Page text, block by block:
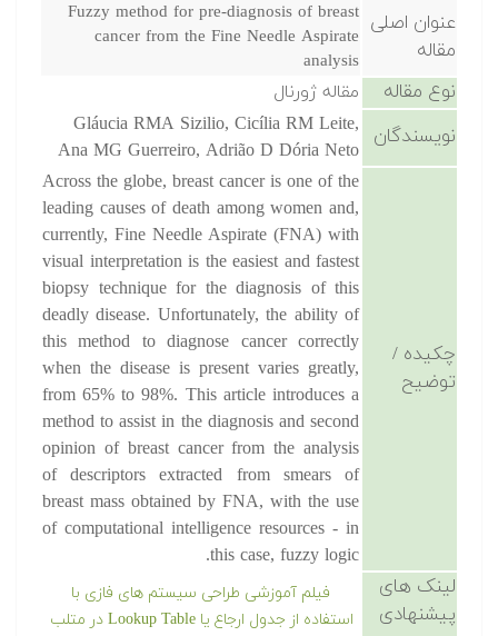
عنوان اصلی
مقاله
Fuzzy method for pre-diagnosis of breast
cancer from the Fine Needle Aspirate
analysis
نوع مقاله مقاله ژورنال
نویسندگان
Gláucia RMA Sizilio, Cicília RM Leite,
Ana MG Guerreiro, Adrião D Dória Neto
چکیده /
توضیح
Across the globe, breast cancer is one of the
leading causes of death among women and,
currently, Fine Needle Aspirate (FNA) with
visual interpretation is the easiest and fastest
biopsy technique for the diagnosis of this
deadly disease. Unfortunately, the ability of
this method to diagnose cancer correctly
when the disease is present varies greatly,
from 65% to 98%. This article introduces a
method to assist in the diagnosis and second
opinion of breast cancer from the analysis
of descriptors extracted from smears of
breast mass obtained by FNA, with the use
of computational intelligence resources - in
this case, fuzzy logic.
لینک های
پیشنهادی
فیلم آموزشی طراحی سیستم های فازی با
استفاده از جدول ارجاع یا Lookup Table در متلب